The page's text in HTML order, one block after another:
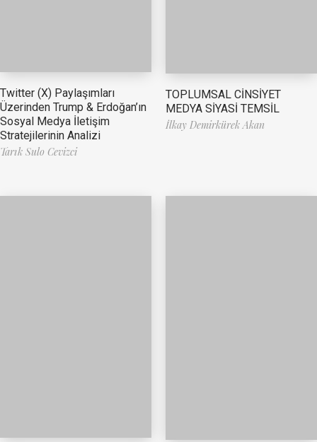
Twitter (X) Paylaşımları
Üzerinden Trump & Erdoğan’ın
Sosyal Medya İletişim
Stratejilerinin Analizi
Tarık Sulo Cevizci
TOPLUMSAL CİNSİYET
MEDYA SİYASİ TEMSİL
İlkay Demirkürek Akan